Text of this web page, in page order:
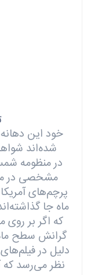
خود این
شده‌اند
در منظومه
مشخصی در
پرچم‌های
ماه جا
که اگر بر روی
گرانش سطح
دلیل در
نظر می‌رسد که